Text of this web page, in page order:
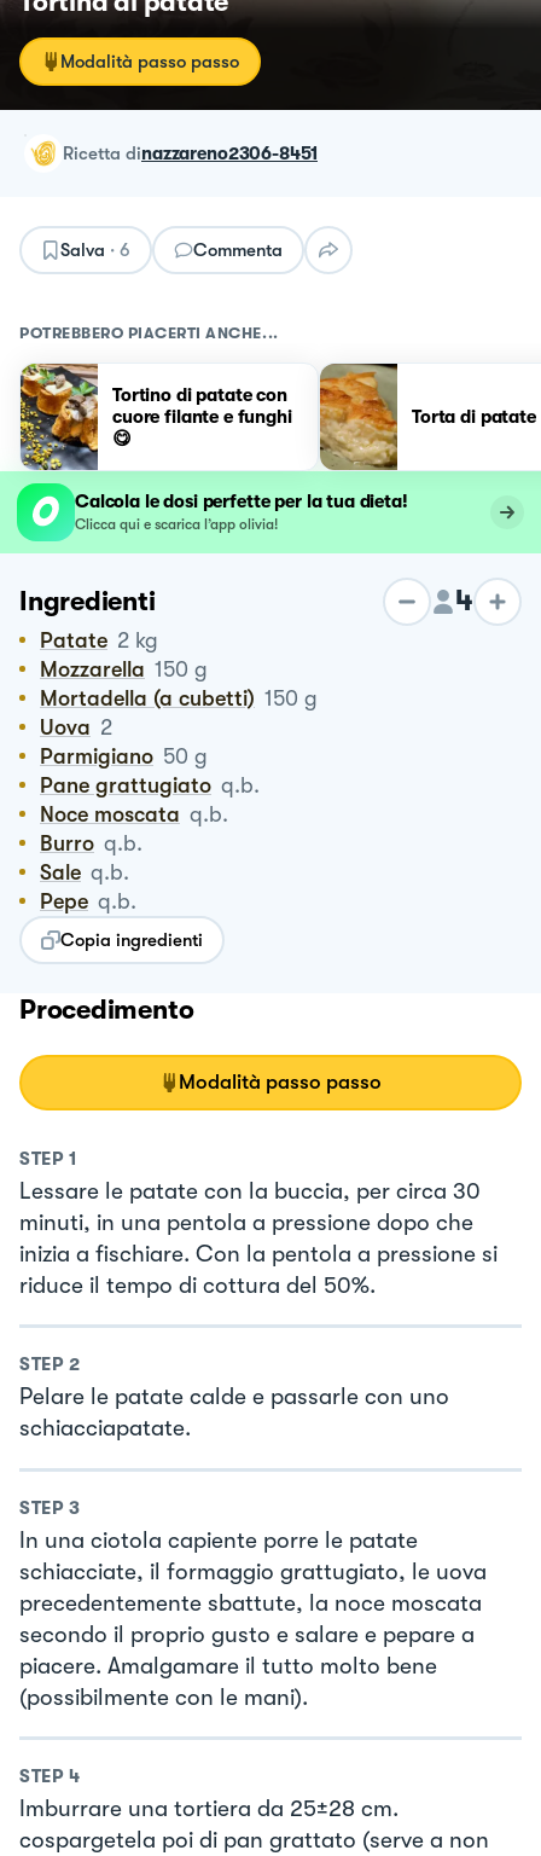
Modalità passo passo
ricetta dinazzareno2306-8451
Salva · 6 Commenta
POTREBBERO PIACERTI ANCHE...
Tortino di patate con
cuore filante e funghi
😋
Torta di patate
Calcola le dosi perfette per la tua dieta!
Clicca qui e scarica l’app olivia!
Ingredienti 4
Patate 2 kg
Mozzarella 150 g
Mortadella (a cubetti) 150 g
Uova 2
Parmigiano 50 g
Pane grattugiato q.b.
Noce moscata q.b.
Burro q.b.
Sale q.b.
Pepe q.b.
Copia ingredienti
Procedimento
Modalità passo passo
STEP 1
Lessare le patate con la buccia, per circa 30
minuti, in una pentola a pressione dopo che
inizia a fischiare. Con la pentola a pressione si
riduce il tempo di cottura del 50%.
STEP 2
Pelare le patate calde e passarle con uno
schiacciapatate.
STEP 3
In una ciotola capiente porre le patate
schiacciate, il formaggio grattugiato, le uova
precedentemente sbattute, la noce moscata
secondo il proprio gusto e salare e pepare a
piacere. Amalgamare il tutto molto bene
(possibilmente con le mani).
STEP 4
Imburrare una tortiera da 25±28 cm.
cospargetela poi di pan grattato (serve a non